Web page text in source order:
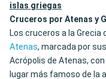
islas griegas
Cruceros por Atenas y
Los cruceros a la
Atenas, marcada por
Acrópolis de Atenas,
lugar más famoso de la